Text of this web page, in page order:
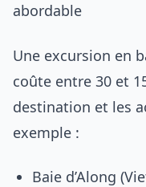
abordable
Une excursion en
coûte entre 30 et
destination et les
exemple :
Baie d’Along